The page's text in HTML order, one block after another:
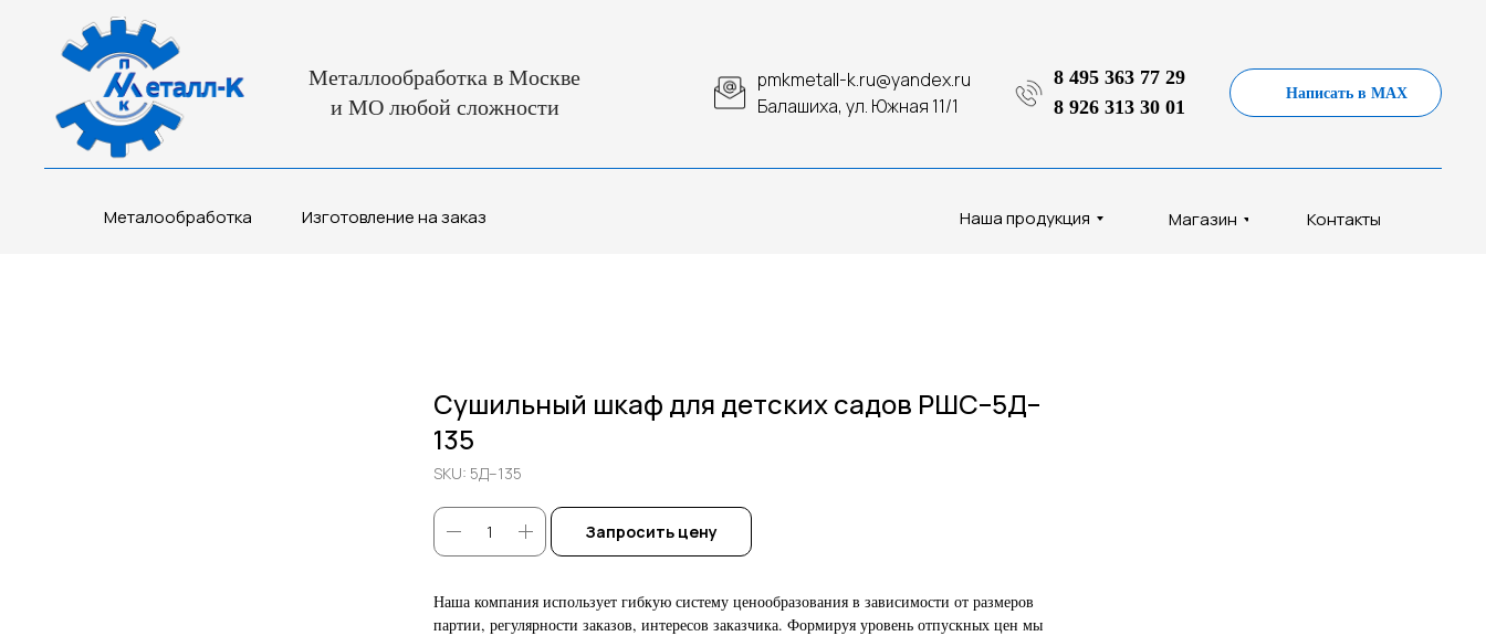
Металлообработка в Москве
и МО любой сложности
pmkmetall-k.ru@yandex.ru
Балашиха, ул. Южная 11/1
8 495 363 77 29
8 926 313 30 01
Написать в MAX
Изготовление на заказ Наша продукция Контакты
Магазин
Металообработка
Сушильный шкаф для детских садов РШС–5Д–
135
SKU: 5Д–135
Запросить цену
Наша компания использует гибкую систему ценообразования в зависимости от размеров
партии, регулярности заказов, интересов заказчика. Формируя уровень отпускных цен мы